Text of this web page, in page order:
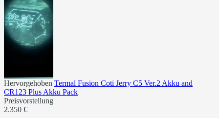
Hervorgehoben Termal Fusion Coti Jerry C5 Ver.2 Akku and
CR123 Plus Akku Pack
Preisvorstellung
2.350 €